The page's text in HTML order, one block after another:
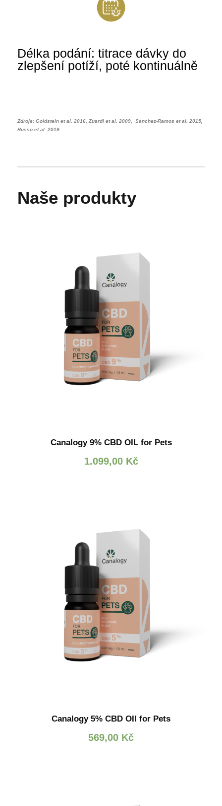
Délka podání: titrace dávky do
zlepšení potíží, poté kontinuálně
Zdroje: Goldstein et al. 2016, Zuardi et al. 2009, Sanchez-Ramos et al. 2015,
Russo et al. 2019
Naše produkty
Canalogy 9% CBD OIL for Pets
1.099,00 Kč
Canalogy 5% CBD OIl for Pets
569,00 Kč